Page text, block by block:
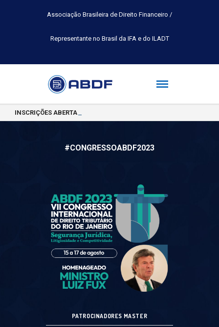
Associação Brasileira de Direito Financeiro /
Representante no Brasil da IFA e do ILADT
INSCRIÇÕES ABERTAS PARA A TURMA 2026.2 DA PÓS-
#CONGRESSOABDF2023
PATROCINADORES MASTER